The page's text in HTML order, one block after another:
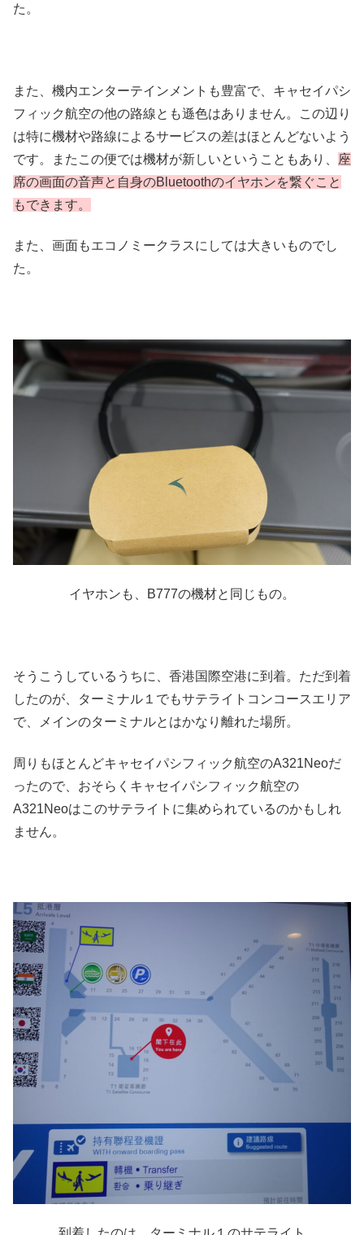
た。
また、機内エンターテインメントも豊富で、キャセイパシ
フィック航空の他の路線とも遜色はありません。この辺り
は特に機材や路線によるサービスの差はほとんどないよう
です。またこの便では機材が新しいということもあり、
座
席の画面の音声と自身のBluetoothのイヤホンを繋ぐこと
もできます。
また、画面もエコノミークラスにしては大きいものでし
た。
イヤホンも、B777の機材と同じもの。
そうこうしているうちに、香港国際空港に到着。ただ到着
したのが、ターミナル１でもサテライトコンコースエリア
で、メインのターミナルとはかなり離れた場所。
周りもほとんどキャセイパシフィック航空のA321Neoだ
ったので、おそらくキャセイパシフィック航空の
A321Neoはこのサテライトに集められているのかもしれ
ません。